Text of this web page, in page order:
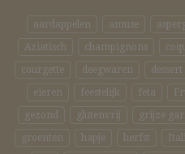
aardappelen amuse
Aziatisch
champignons
courgette
deegwaren dessert
eieren
feestelijk feta
gezond
glutenvrij
grijze
groenten
hapje herfst